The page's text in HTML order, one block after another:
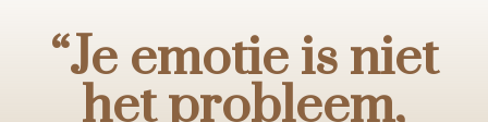
“Je emotie is niet
het probleem,